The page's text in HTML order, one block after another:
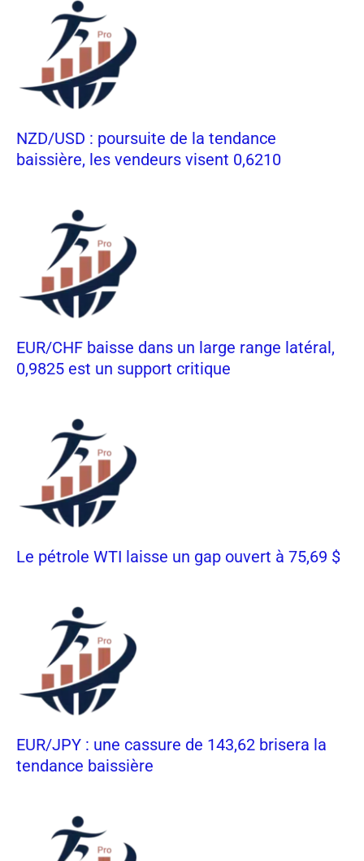
NZD/USD : poursuite de la tendance
baissière, les vendeurs visent 0,6210
EUR/CHF baisse dans un large range latéral,
0,9825 est un support critique
Le pétrole WTI laisse un gap ouvert à 75,69 $
EUR/JPY : une cassure de 143,62 brisera la
tendance baissière